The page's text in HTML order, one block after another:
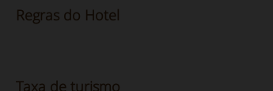
Regras do Hotel
Taxa de turismo